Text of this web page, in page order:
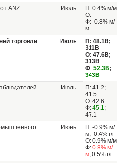
ANZ Июль
П: 0.4% м/м
О:
Ф: -0.8% м/
м
торговли Июль
П: 48.1B;
311B
О: 47.6B;
313B
Ф: 52.3B;
343B
Июль
П: 41.2;
41.5
О: 42.6
Ф: 45.1;
47.1
Июнь
П: -0.9% м/
м; -0.4% г/г
О: 0.9% м/м
Ф: 0.8% м/
м; 0.5% г/г